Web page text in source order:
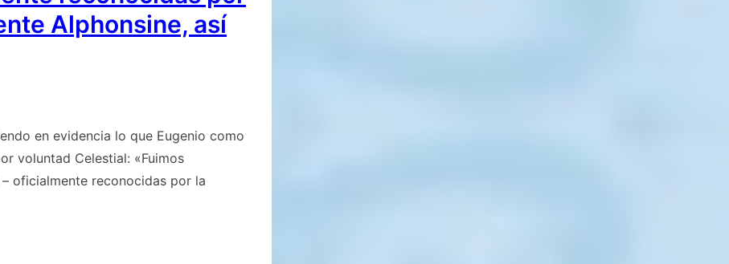
Alphonsine, así
en evidencia lo que Eugenio como
voluntad Celestial: «Fuimos
oficialmente reconocidas por la